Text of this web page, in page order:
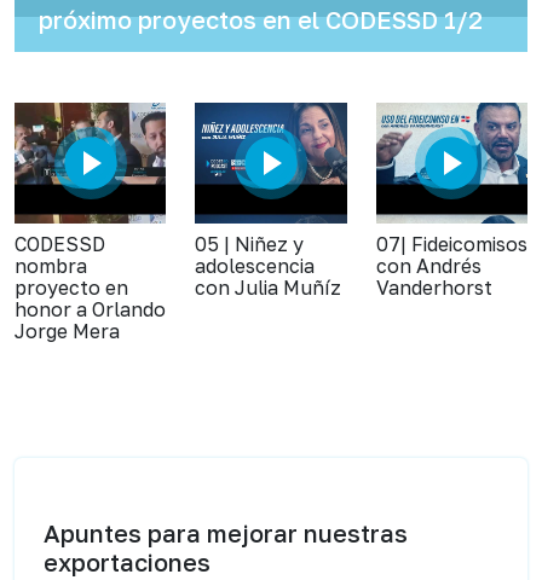
próximo proyectos en el CODESSD 1/2
CODESSD
nombra
proyecto en
honor a Orlando
Jorge Mera
05 | Niñez y
adolescencia
con Julia Muñíz
07| Fideicomisos
con Andrés
Vanderhorst
Apuntes para mejorar nuestras
exportaciones